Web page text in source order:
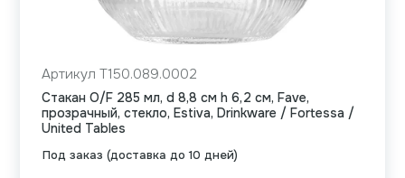
Под заказ (доставка до 10 дней)
Артикул T150.089.0002
Стакан O/F 285 мл, d 8,8 см h 6,2 см, Fave,
прозрачный, стекло, Estiva, Drinkware / Fortessa /
United Tables